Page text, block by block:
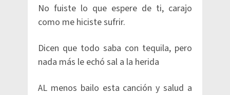
No fuiste lo que espere de ti, carajo
como me hiciste sufrir.
Dicen que todo saba con tequila, pero
nada más le echó sal a la herida
AL menos bailo esta canción y salud a